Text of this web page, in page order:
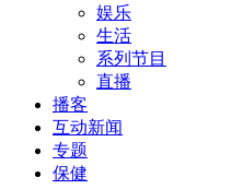
娱乐
生活
系列节目
直播
播客
互动新闻
专题
保健